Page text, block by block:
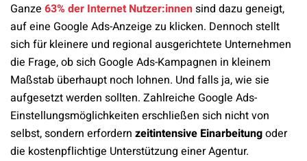
Ganze 63% der Internet Nutzer:innensind dazu geneigt,
auf eine Google Ads-Anzeige zu klicken. Dennoch stellt
sich für kleinere und regional ausgerichtete Unternehmen
die Frage, ob sich Google Ads-Kampagnen in kleinem
Maßstab überhaupt noch lohnen. Und falls ja, wie sie
aufgesetzt werden sollten. Zahlreiche Google Ads-
Einstellungsmöglichkeiten erschließen sich nicht von
selbst, sondern erfordern zeitintensive Einarbeitungoder
die kostenpflichtige Unterstützung einer Agentur.